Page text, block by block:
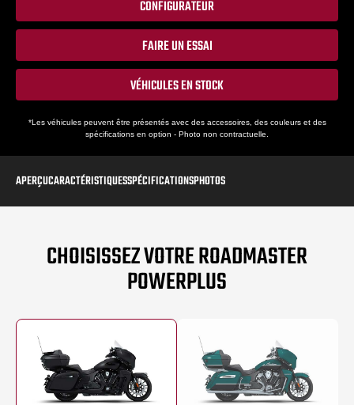
CONFIGURATEUR
FAIRE UN ESSAI
VÉHICULES EN STOCK
*Les véhicules peuvent être présentés avec des accessoires, des couleurs et des
spécifications en option - Photo non contractuelle.
APERÇUCARACTÉRISTIQUESSPÉCIFICATIONSPHOTOS
CHOISISSEZ VOTRE ROADMASTER
POWERPLUS